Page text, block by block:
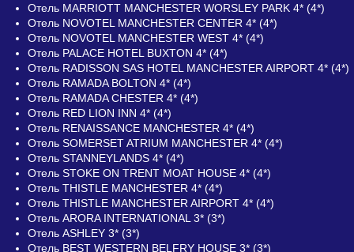
Отель MARRIOTT MANCHESTER WORSLEY PARK 4* (4*)
Отель NOVOTEL MANCHESTER CENTER 4* (4*)
Отель NOVOTEL MANCHESTER WEST 4* (4*)
Отель PALACE HOTEL BUXTON 4* (4*)
Отель RADISSON SAS HOTEL MANCHESTER AIRPORT 4* (4*)
Отель RAMADA BOLTON 4* (4*)
Отель RAMADA CHESTER 4* (4*)
Отель RED LION INN 4* (4*)
Отель RENAISSANCE MANCHESTER 4* (4*)
Отель SOMERSET ATRIUM MANCHESTER 4* (4*)
Отель STANNEYLANDS 4* (4*)
Отель STOKE ON TRENT MOAT HOUSE 4* (4*)
Отель THISTLE MANCHESTER 4* (4*)
Отель THISTLE MANCHESTER AIRPORT 4* (4*)
Отель ARORA INTERNATIONAL 3* (3*)
Отель ASHLEY 3* (3*)
Отель BEST WESTERN BELFRY HOUSE 3* (3*)